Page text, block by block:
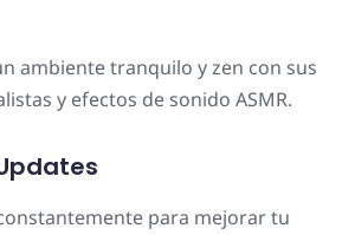
ambiente tranquilo y zen con sus
y efectos de sonido ASMR.
para mejorar tu